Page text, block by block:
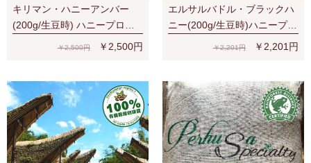
キリマン・ハニーアンバー
(200g/生豆時) ハニープロセ
￥2,500円 ￥2,500円
エルサルバドル・ブラックハ
ニー(200g/生豆時)ハニープロ
￥2,201円 ￥2,201円